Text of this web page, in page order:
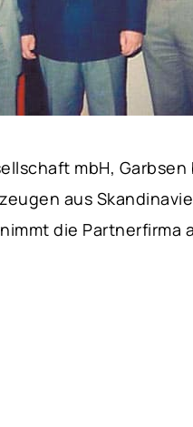
mbH,
aus
die Partnerfirma